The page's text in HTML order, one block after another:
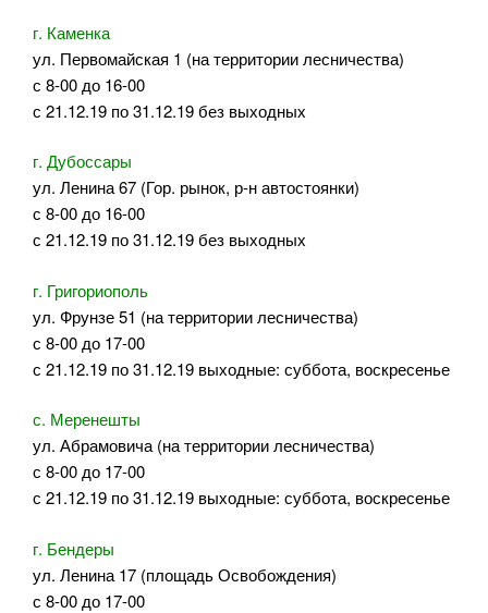
г. Каменка
ул. Первомайская 1 (на территории лесничества)
с 8-00 до 16-00
с 21.12.19 по 31.12.19 без выходных
г. Дубоссары
ул. Ленина 67 (Гор. рынок, р-н автостоянки)
с 8-00 до 16-00
с 21.12.19 по 31.12.19 без выходных
г. Григориополь
ул. Фрунзе 51 (на территории лесничества)
с 8-00 до 17-00
с 21.12.19 по 31.12.19 выходные: суббота, воскресенье
с. Меренешты
ул. Абрамовича (на территории лесничества)
с 8-00 до 17-00
с 21.12.19 по 31.12.19 выходные: суббота, воскресенье
г. Бендеры
ул. Ленина 17 (площадь Освобождения)
с 8-00 до 17-00